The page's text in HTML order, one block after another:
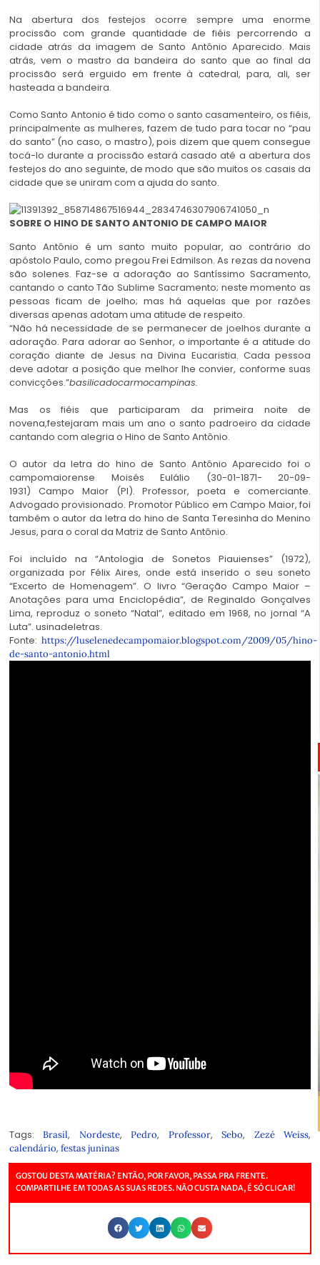
Na abertura dos festejos ocorre sempre uma enorme
procissão com grande quantidade de fiéis percorrendo a
cidade atrás da imagem de Santo Antônio Aparecido. Mais
atrás, vem o mastro da bandeira do santo que ao final da
procissão será erguido em frente à catedral, para, ali, ser
hasteada a bandeira.
Como Santo Antonio é tido como o santo casamenteiro, os fiéis,
principalmente as mulheres, fazem de tudo para tocar no “pau
do santo” (no caso, o mastro), pois dizem que quem consegue
tocá-lo durante a procissão estará casado até a abertura dos
festejos do ano seguinte, de modo que são muitos os casais da
cidade que se uniram com a ajuda do santo.
SOBRE O HINO DE SANTO ANTONIO DE CAMPO MAIOR
Santo Antônio é um santo muito popular, ao contrário do
apóstolo Paulo, como pregou Frei Edmilson. As rezas da novena
são solenes. Faz-se a adoração ao Santíssimo Sacramento,
cantando o canto Tão Sublime Sacramento; neste momento as
pessoas ficam de joelho; mas há aquelas que por razões
diversas apenas adotam uma atitude de respeito.
“Não há necessidade de se permanecer de joelhos durante a
adoração. Para adorar ao Senhor, o importante é a atitude do
coração diante de Jesus na Divina Eucaristia. Cada pessoa
deve adotar a posição que melhor lhe convier, conforme suas
convicções.”basilicadocarmocampinas.
Mas os fiéis que participaram da primeira noite de
novena,festejaram mais um ano o santo padroeiro da cidade
cantando com alegria o Hino de Santo Antônio.
O autor da letra do hino de Santo Antônio Aparecido foi o
campomaiorense Moisés Eulálio (30-01-1871- 20-09-
1931) Campo Maior (PI). Professor, poeta e comerciante.
Advogado provisionado. Promotor Público em Campo Maior, foi
também o autor da letra do hino de Santa Teresinha do Menino
Jesus, para o coral da Matriz de Santo Antônio.
Foi incluído na “Antologia de Sonetos Piauienses” (1972),
organizada por Félix Aires, onde está inserido o seu soneto
“Excerto de Homenagem”. O livro “Geração Campo Maior –
Anotações para uma Enciclopédia”, de Reginaldo Gonçalves
Lima, reproduz o soneto “Natal”, editado em 1968, no jornal “A
Luta”. usinadeletras.
Fonte: https://luselenedecampomaior.blogspot.com/2009/05/hino-
de-santo-antonio.html
Tags:Brasil, Nordeste,Pedro, Professor,Sebo, Zezé Weiss,
calendário, festas juninas
GOSTOU DESTA MATÉRIA? ENTÃO, POR FAVOR, PASSA PRA FRENTE.
COMPARTILHE EM TODAS AS SUAS REDES. NÃO CUSTA NADA, É SÓ CLICAR!